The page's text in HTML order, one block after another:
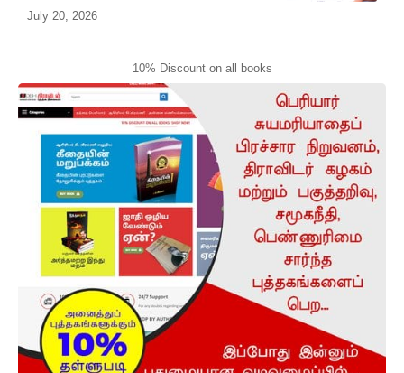
July 20, 2026
10% Discount on all books